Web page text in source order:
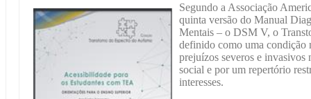
Segundo a Associação
quinta versão do Manual
Mentais – o DSM V, o
definido como uma condição
prejuízos severos e invasivos
social e por um repertório
interesses.